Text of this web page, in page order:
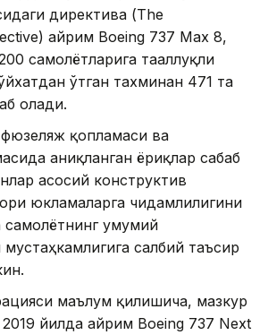
директива (The
айрим Boeing 737 Max 8,
самолётларига тааллуқли
ўтган тахминан 471 та
олади.
қопламаси ва
аниқланган ёриқлар сабаб
асосий конструктив
юкламаларга чидамлилигини
умумий
салбий таъсир
маълум қилишича, мазкур
йилда айрим Boeing 737 Next